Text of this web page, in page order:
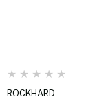
★ ★ ★ ★ ★
ROCKHARD